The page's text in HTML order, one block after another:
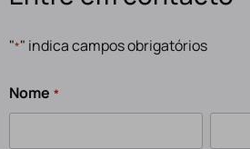
"*" indica campos obrigatórios
Nome *